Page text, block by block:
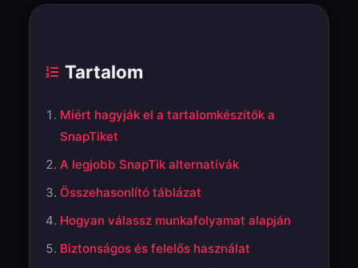
Tartalom
Miért hagyják el a tartalomkészítők a
SnapTiket
A legjobb SnapTik alternatívák
Összehasonlító táblázat
Hogyan válassz munkafolyamat alapján
Biztonságos és felelős használat